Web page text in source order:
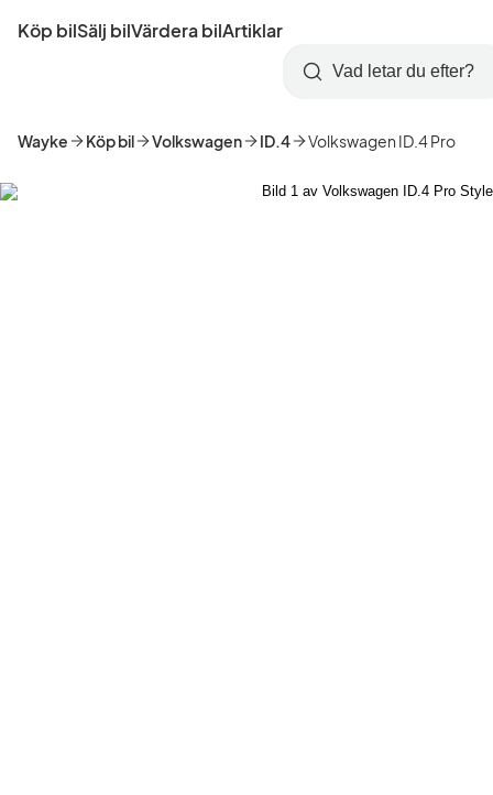
till
Startsida
Köp bilSälj bilVärdera bilArtiklar
Skapa
konto
Logga
in
Sök
Wayke Köp bil Volkswagen ID.4 Volkswagen ID.4 Pro